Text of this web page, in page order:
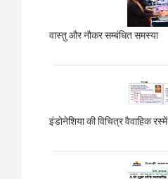
वास्तु और नौकर सम्बंधित समस्या
इंडोनेशिया की विचित्र वैवाहिक रस्में